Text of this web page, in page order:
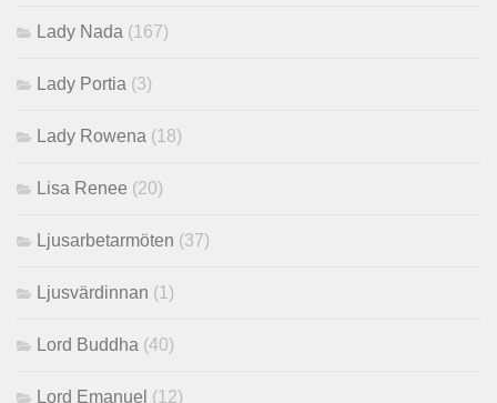
Lady Nada (167)
Lady Portia (3)
Lady Rowena (18)
Lisa Renee (20)
Ljusarbetarmöten (37)
Ljusvärdinnan (1)
Lord Buddha (40)
Lord Emanuel (12)